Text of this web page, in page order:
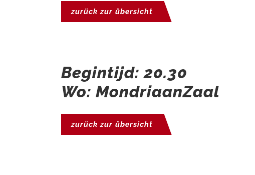
zurück zur übersicht
Begintijd: 20.30
Wo: MondriaanZaal
zurück zur übersicht